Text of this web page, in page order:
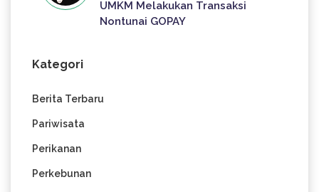
UMKM Melakukan Transaksi
Nontunai GOPAY
Kategori
Berita Terbaru
Pariwisata
Perikanan
Perkebunan